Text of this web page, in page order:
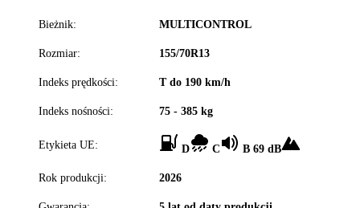
Bieżnik: MULTICONTROL
Rozmiar: 155/70R13
Indeks prędkości: T do 190 km/h
Indeks nośności: 75 - 385 kg
Etykieta UE: D C B 69 dB
Rok produkcji: 2026